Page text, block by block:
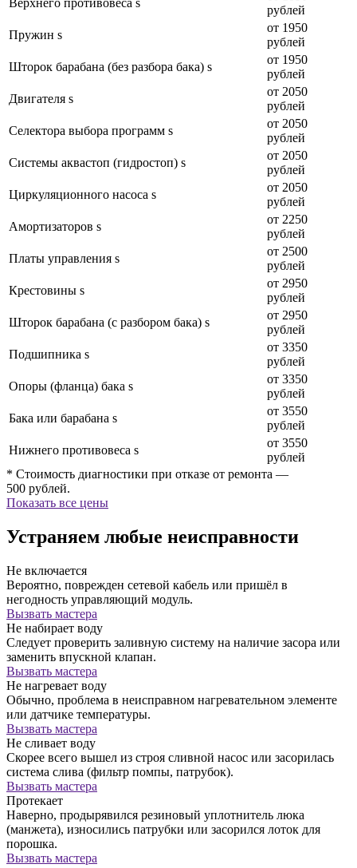
рублей
Пружин s
от 1950
рублей
Шторок барабана (без разбора бака) s
от 1950
рублей
Двигателя s
от 2050
рублей
Селектора выбора программ s
от 2050
рублей
Системы аквастоп (гидростоп) s
от 2050
рублей
Циркуляционного насоса s
от 2050
рублей
Амортизаторов s
от 2250
рублей
Платы управления s
от 2500
рублей
Крестовины s
от 2950
рублей
Шторок барабана (с разбором бака) s
от 2950
рублей
Подшипника s
от 3350
рублей
Опоры (фланца) бака s
от 3350
рублей
Бака или барабана s
от 3550
рублей
Нижнего противовеса s
от 3550
рублей
* Стоимость диагностики при отказе от ремонта —
500 рублей.
Показать все цены
Устраняем любые неисправности
Не включается
Вероятно, поврежден сетевой кабель или пришёл в
негодность управляющий модуль.
Вызвать мастера
Не набирает воду
Следует проверить заливную систему на наличие засора или
заменить впускной клапан.
Вызвать мастера
Не нагревает воду
Обычно, проблема в неисправном нагревательном элементе
или датчике температуры.
Вызвать мастера
Не сливает воду
Скорее всего вышел из строя сливной насос или засорилась
система слива (фильтр помпы, патрубок).
Вызвать мастера
Протекает
Наверно, продырявился резиновый уплотнитель люка
(манжета), износились патрубки или засорился лоток для
порошка.
Вызвать мастера